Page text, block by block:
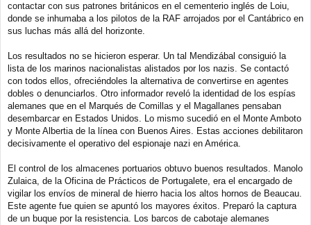
contactar con sus patrones británicos en el cementerio inglés de Loiu,
donde se inhumaba a los pilotos de la RAF arrojados por el Cantábrico en
sus luchas más allá del horizonte.
Los resultados no se hicieron esperar. Un tal Mendizábal consiguió la
lista de los marinos nacionalistas alistados por los nazis. Se contactó
con todos ellos, ofreciéndoles la alternativa de convertirse en agentes
dobles o denunciarlos. Otro informador reveló la identidad de los espías
alemanes que en el Marqués de Comillas y el Magallanes pensaban
desembarcar en Estados Unidos. Lo mismo sucedió en el Monte Amboto
y Monte Albertia de la línea con Buenos Aires. Estas acciones debilitaron
decisivamente el operativo del espionaje nazi en América.
El control de los almacenes portuarios obtuvo buenos resultados. Manolo
Zulaica, de la Oficina de Prácticos de Portugalete, era el encargado de
vigilar los envíos de mineral de hierro hacia los altos hornos de Beaucau.
Este agente fue quien se apuntó los mayores éxitos. Preparó la captura
de un buque por la resistencia. Los barcos de cabotaje alemanes